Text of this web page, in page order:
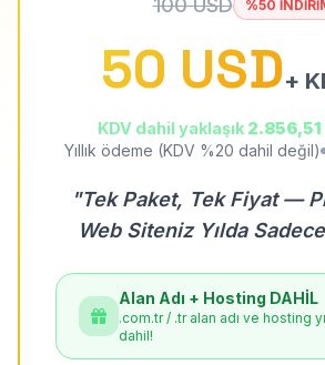
100 USD %50
50 USD+
KDV dahil yaklaşık 2.856,51
Yıllık ödeme (KDV %20 dahil değil)
"Tek Paket, Tek Fiyat —
Web Siteniz Yılda
Alan Adı + Hosting DAHİL
.com.tr / .tr alan adı ve hosting
dahil!